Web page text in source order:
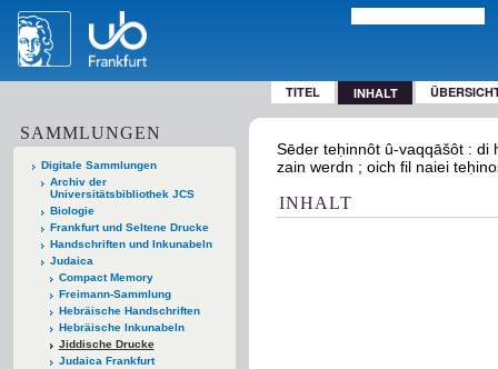
TITEL INHALT
SAMMLUNGEN
Digitale Sammlungen
Archiv der
Universitätsbibliothek JCS
Biologie
Frankfurt und Seltene Drucke
Handschriften und Inkunabeln
Judaica
Compact Memory
Freimann-Sammlung
Hebräische Handschriften
Hebräische Inkunabeln
Jiddische Drucke
Judaica Frankfurt
Sēder teḥinnôt û-vaqqāšôt : di
zain werdn ; oich fil naiei
INHALT